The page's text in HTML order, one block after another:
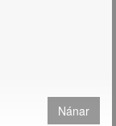
Nánar